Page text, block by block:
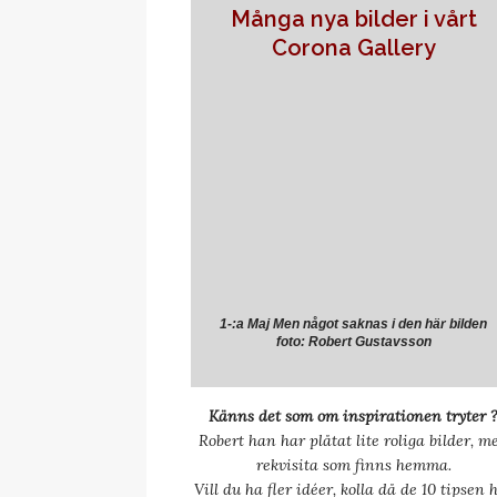
Många nya bilder i vårt
Corona Gallery
1-:a Maj Men något saknas i den här bilden
foto: Robert Gustavsson
Känns det som om inspirationen tryter ?
Robert han har plåtat lite roliga bilder,
rekvisita som finns hemma.
Vill du ha fler idéer, kolla då de 10 tipsen